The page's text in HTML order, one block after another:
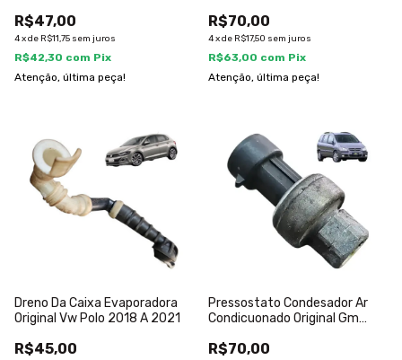
R$47,00
4xde R$11,75 sem juros
R$42,30 com Pix
Atenção, última peça!
R$70,00
4xde R$17,50 sem juros
R$63,00 com Pix
Atenção, última peça!
Dreno Da Caixa Evaporadora
Original Vw Polo 2018 A 2021
R$45,00
Pressostato Condesador Ar
Condicuonado Original Gm
R$70,00